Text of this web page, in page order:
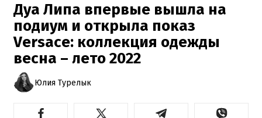
Дуа Липа впервые вышла на
подиум и открыла показ
Versace: коллекция одежды
весна – лето 2022
Юлия Турелык